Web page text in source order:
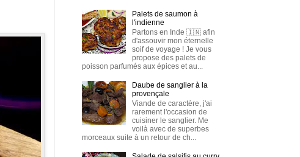
Palets de saumon à
l'indienne
Partons en Inde 🇮🇳 afin
d'assouvir mon éternelle
soif de voyage ! Je vous
propose des palets de
poisson parfumés aux épices et au...
Daube de sanglier à la
provençale
Viande de caractère, j'ai
rarement l'occasion de
cuisiner le sanglier. Me
voilà avec de superbes
morceaux suite à un retour de ch...